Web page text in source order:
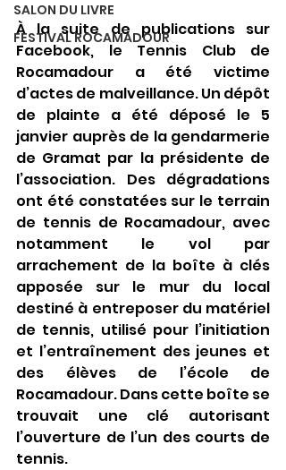
SALON DU LIVRE
FESTIVAL ROCAMADOUR
À la suite de publications sur
Facebook, le Tennis Club de
Rocamadour a été victime
d’actes de malveillance. Un dépôt
de plainte a été déposé le 5
janvier auprès de la gendarmerie
de Gramat par la présidente de
l’association. Des dégradations
ont été constatées sur le terrain
de tennis de Rocamadour, avec
notamment le vol par
arrachement de la boîte à clés
apposée sur le mur du local
destiné à entreposer du matériel
de tennis, utilisé pour l’initiation
et l’entraînement des jeunes et
des élèves de l’école de
Rocamadour. Dans cette boîte se
trouvait une clé autorisant
l’ouverture de l’un des courts de
tennis.